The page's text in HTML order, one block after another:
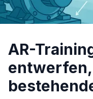
AR-